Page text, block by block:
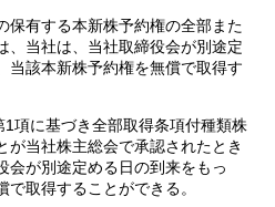
保有する本新株予約権の全部また
、当社は、当社取締役会が別途定
当該本新株予約権を無償で取得す
項に基づき全部取得条項付種類株
が当社株主総会で承認されたとき
会が別途定める日の到来をもっ
取得することができる。